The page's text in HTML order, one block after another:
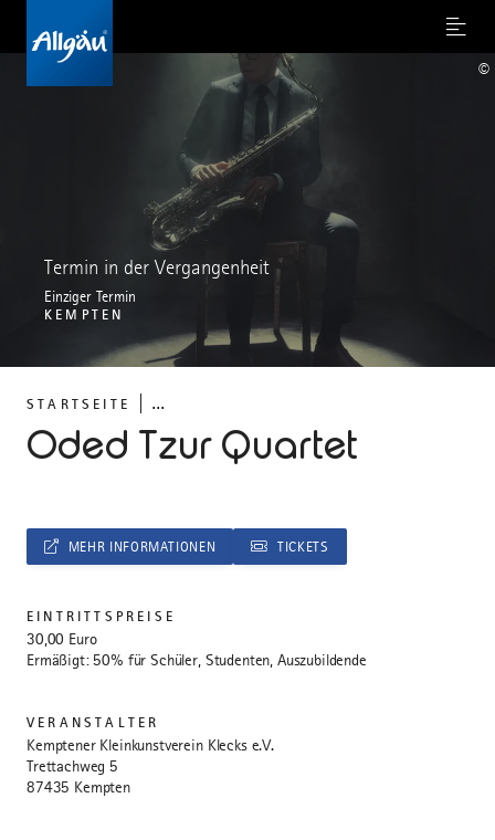
Menu
STARTSEITE ...
Oded Tzur Quartet
Termin in der Vergangenheit
Einziger Termin
KEMPTEN
©
MEHR INFORMATIONEN TICKETS
EINTRITTSPREISE
30,00 Euro
Ermäßigt: 50% für Schüler, Studenten, Auszubildende
VERANSTALTER
Kemptener Kleinkunstverein Klecks e.V.
Trettachweg 5
87435 Kempten